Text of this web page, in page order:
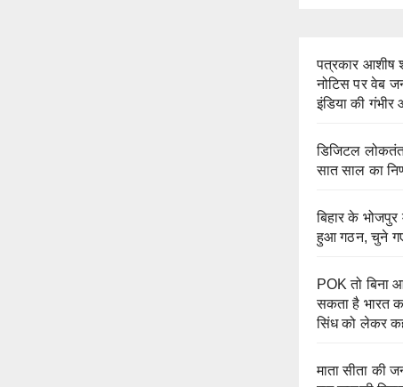
पत्रकार आशीष
नोटिस पर वेब
इंडिया की गंभीर
डिजिटल
सात साल का
बिहार के
हुआ गठन, चुने
POK तो बिना
सकता है भारत
सिंध को लेकर
माता सीता की